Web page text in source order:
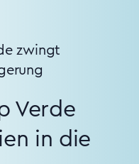
zwingt
Verde
in die